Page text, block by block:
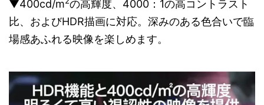
▼400cd/m の高輝度、4000：1の高コントラスト
比、およびHDR描画に対応。深みのある色合いで臨
場感あふれる映像を楽しめます。